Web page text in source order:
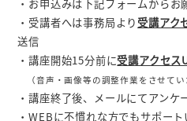
・お申込みは下記フォームからお
・受講者へは事務局より 受講アク
送信
・講座開始15分前に受講アクセス
（音声・画像等の調整作業をさせてい
・講座終了後、メールにてアンケ
・WEBに不慣れな方でもサポー